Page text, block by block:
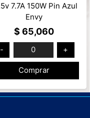
7.7A 150W Pin Azul
Envy
$ 65,060
- 0 +
Comprar